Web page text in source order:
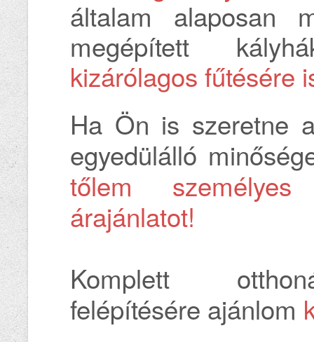
általam alaposan
megépített
kizárólagos fűtésére
Ha Ön is szeretne
egyedülálló
tőlem személyes
árajánlatot!
Komplett
felépítésére ajánlom